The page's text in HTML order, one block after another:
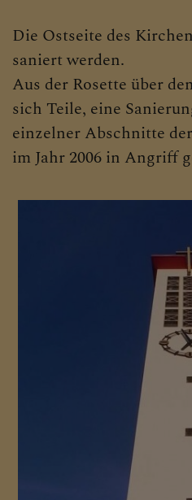
Die Ostseite des
saniert werden.
Aus der Rosette über
sich Teile, eine
einzelner Abschnitte
im Jahr 2006 in Angriff